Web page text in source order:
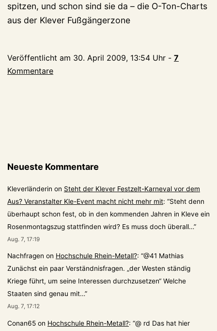
spitzen, und schon sind sie da – die O-Ton-Charts
aus der Klever Fußgängerzone
Veröffentlicht am 30. April 2009, 13:54 Uhr - 7
Kommentare
Neueste Kommentare
Kleverländerin on Steht der Klever Festzelt-Karneval vor dem
Aus? Veranstalter Kle-Event macht nicht mehr mit: “Steht denn
überhaupt schon fest, ob in den kommenden Jahren in Kleve ein
Rosenmontagszug stattfinden wird? Es muss doch überall…”
Aug. 7, 17:19
Nachfragen on Hochschule Rhein-Metall?: “@41 Mathias
Zunächst ein paar Verständnisfragen. „der Westen ständig
Kriege führt, um seine Interessen durchzusetzen“ Welche
Staaten sind genau mit…”
Aug. 7, 17:12
Conan65 on Hochschule Rhein-Metall?: “@ rd Das hat hier